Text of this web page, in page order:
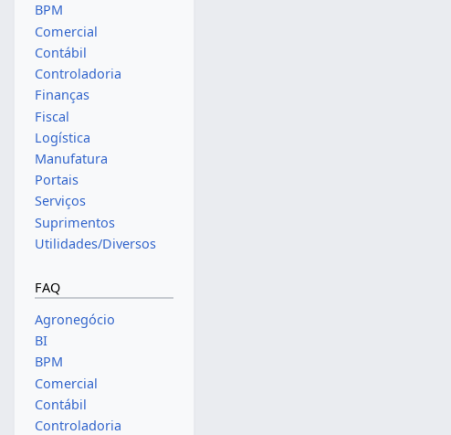
BPM
Comercial
Contábil
Controladoria
Finanças
Fiscal
Logística
Manufatura
Portais
Serviços
Suprimentos
Utilidades/Diversos
FAQ
Agronegócio
BI
BPM
Comercial
Contábil
Controladoria